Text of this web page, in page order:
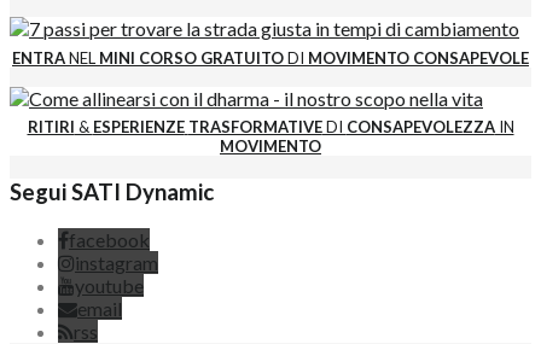
ENTRANEL MINI CORSO GRATUITODI MOVIMENTO CONSAPEVOLE
RITIRI & ESPERIENZE TRASFORMATIVEDI CONSAPEVOLEZZAIN
MOVIMENTO
Segui SATI Dynamic
facebook
instagram
youtube
email
rss